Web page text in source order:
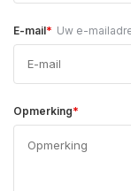
E-mail* Uw e-
Opmerking*